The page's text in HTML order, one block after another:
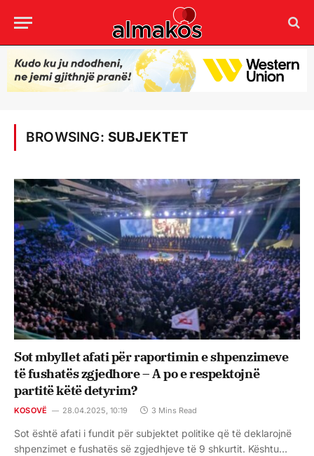
BROWSING: SUBJEKTET
Sot mbyllet afati për raportimin e shpenzimeve
të fushatës zgjedhore – A po e respektojnë
partitë këtë detyrim?
KOSOVË 28.04.2025, 10:19 3 Mins Read
Sot është afati i fundit për subjektet politike që të deklarojnë
shpenzimet e fushatës së zgjedhjeve të 9 shkurtit. Kështu…